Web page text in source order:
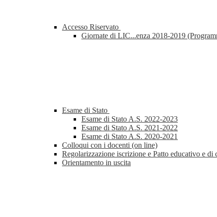
Accesso Riservato
Giornate di LIC...enza 2018-2019
Esame di Stato
Esame di Stato A.S. 2022-2023
Esame di Stato A.S. 2021-2022
Esame di Stato A.S. 2020-2021
Colloqui con i docenti (on line)
Regolarizzazione iscrizione e Patto educativo e di
Orientamento in uscita